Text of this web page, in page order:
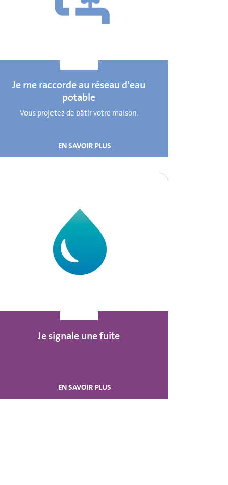
Je me raccorde au réseau d'eau
potable
Vous projetez de bâtir votre maison.
EN SAVOIR PLUS
Je signale une fuite
EN SAVOIR PLUS